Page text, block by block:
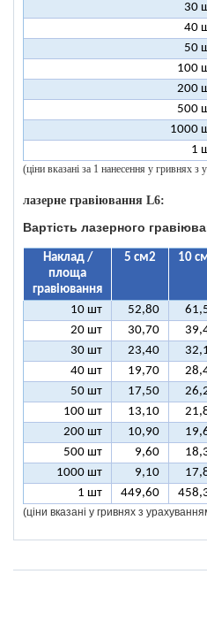
30
40
50
100
200
500
1000
1
(ціни вказані за 1 нанесення у гривнях
лазерне гравіювання L6:
Вартість лазерного
Наклад /
площа
гравіювання
5 см2 10
10 шт 52,80
20 шт
30,70
30 шт
23,40
40 шт
19,70
50 шт
17,50
100 шт
13,10
200 шт
10,90
500 шт
9,60
1000 шт
9,10
1 шт
449,60
(ціни вказані у гривнях з